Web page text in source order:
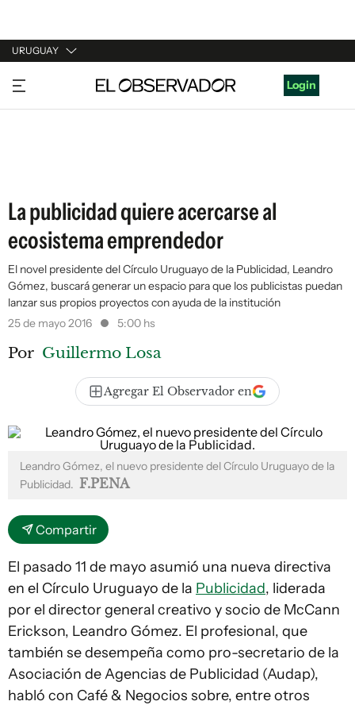
URUGUAY
URUGUAY
ARGENTINA
Login
La publicidad quiere acercarse al
ecosistema emprendedor
El novel presidente del Círculo Uruguayo de la Publicidad, Leandro
Gómez, buscará generar un espacio para que los publicistas puedan
lanzar sus propios proyectos con ayuda de la institución
25 de mayo 2016
5:00 hs
Por Guillermo Losa
Agregar El Observador en
Leandro Gómez, el nuevo presidente del Círculo Uruguayo de la
Publicidad. F.PENA
Compartir
El pasado 11 de mayo asumió una nueva directiva
en el Círculo Uruguayo de la Publicidad, liderada
por el director general creativo y socio de McCann
Erickson, Leandro Gómez. El profesional, que
también se desempeña como pro-secretario de la
Asociación de Agencias de Publicidad (Audap),
habló con Café & Negocios sobre, entre otros